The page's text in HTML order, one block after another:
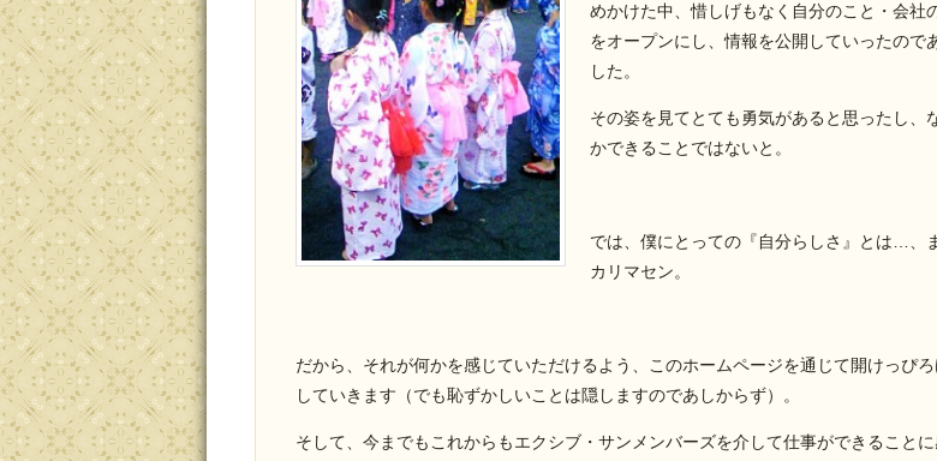
めかけた中、惜しげもなく自分のこと・会社
をオープンにし、情報を公開していったので
した。
その姿を見てとても勇気があると思ったし、
かできることではないと。
では、僕にとっての『自分らしさ』とは…、
カリマセン。
だから、それが何かを感じていただけるよう、このホームページを通じて開けっぴろ
していきます（でも恥ずかしいことは隠しますのであしからず）。
そして、今までもこれからもエクシブ・サンメンバーズを介して仕事ができること